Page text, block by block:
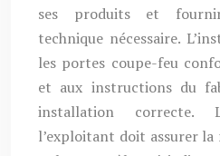
ses produits et
technique nécessaire.
les portes coupe-feu
et aux instructions du
installation correcte.
l’exploitant doit assurer